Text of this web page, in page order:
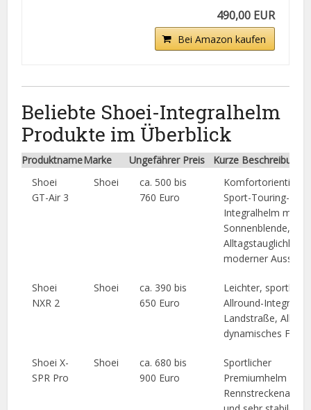
490,00 EUR
Bei Amazon kaufen
Beliebte Shoei-Integralhelm
Produkte im Überblick
ProduktnameMarke Ungefährer Preis
Kurze Beschreibung
Shoei
GT-Air 3
Shoei
ca. 500 bis
760 Euro
Sport-Touring-
Integralhelm mit
Sonnenblende,
Alltagstauglichkeit
moderner
Shoei
NXR 2
Shoei
ca. 390 bis
650 Euro
Leichter,
Allround-
Landstraße, Alltag
dynamisches
Shoei X-
SPR Pro
Shoei
ca. 680 bis
900 Euro
Sportlicher
Premiumhelm mit